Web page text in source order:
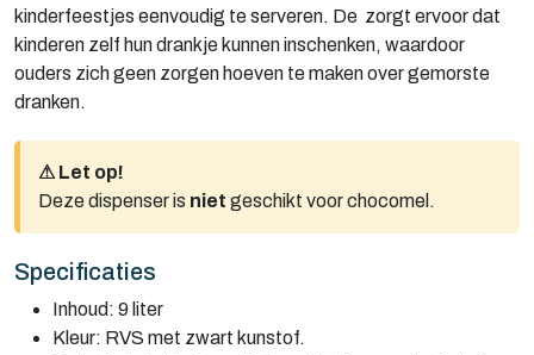
kinderfeestjes eenvoudig te serveren. De zorgt ervoor dat
kinderen zelf hun drankje kunnen inschenken, waardoor
ouders zich geen zorgen hoeven te maken over gemorste
dranken.
⚠ Let op!
Deze dispenser is niet geschikt voor chocomel.
Specificaties
Inhoud: 9 liter
Kleur: RVS met zwart kunstof.